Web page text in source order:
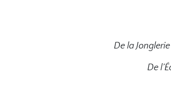
De la
De